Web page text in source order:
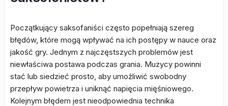
Początkujący saksofaniści często popełniają szereg
błędów, które mogą wpływać na ich postępy w nauce oraz
jakość gry. Jednym z najczęstszych problemów jest
niewłaściwa postawa podczas grania. Muzycy powinni
stać lub siedzieć prosto, aby umożliwić swobodny
przepływ powietrza i uniknąć napięcia mięśniowego.
Kolejnym błędem jest nieodpowiednia technika